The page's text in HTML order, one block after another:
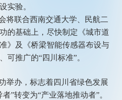
实验。
将联合西南交通大学、民航二
的基础上，尽快制定《城市道
》及《桥梁智能传感器布设与
可推广的“四川标准”。
举办，标志着四川省绿色发展
”转变为“产业落地推动者”。